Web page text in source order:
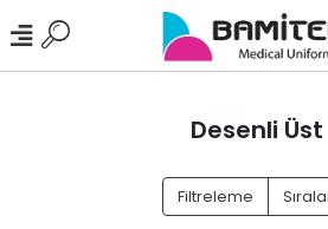
Desenli Üst
Filtreleme